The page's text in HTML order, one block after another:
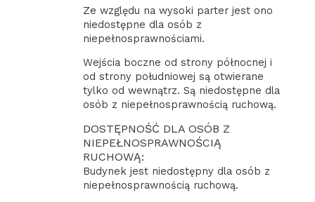
Ze względu na wysoki parter jest ono
niedostępne dla osób z
niepełnosprawnościami.
Wejścia boczne od strony północnej i
od strony południowej są otwierane
tylko od wewnątrz. Są niedostępne dla
osób z niepełnosprawnością ruchową.
DOSTĘPNOŚĆ DLA OSÓB Z
NIEPEŁNOSPRAWNOŚCIĄ
RUCHOWĄ:
Budynek jest niedostępny dla osób z
niepełnosprawnością ruchową.